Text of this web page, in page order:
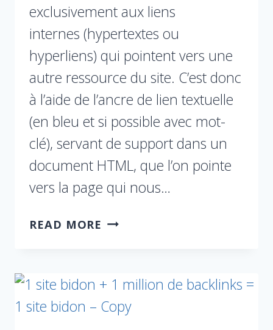
exclusivement aux liens
internes (hypertextes ou
hyperliens) qui pointent vers une
autre ressource du site. C’est donc
à l’aide de l’ancre de lien textuelle
(en bleu et si possible avec mot-
clé), servant de support dans un
document HTML, que l’on pointe
vers la page qui nous…
READ MORE